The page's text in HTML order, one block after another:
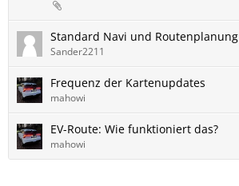
Standard Navi und Routenplanung
Sander2211
Frequenz der Kartenupdates
mahowi
EV-Route: Wie funktioniert das?
mahowi